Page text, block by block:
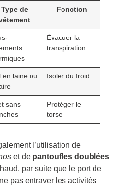
Type de
Fonction
Évacuer la
transpiration
en laine ou
Isoler du froid
sans
Protéger le
torse
l’utilisation de
et de pantoufles doublées
par suite que le port de
pas entraver les activités